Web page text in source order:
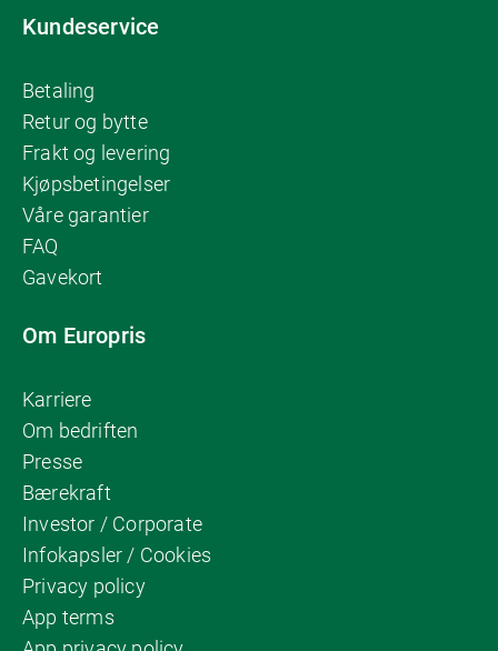
Kundeservice
Betaling
Retur og bytte
Frakt og levering
Kjøpsbetingelser
Våre garantier
FAQ
Gavekort
Om Europris
Karriere
Om bedriften
Presse
Bærekraft
Investor / Corporate
Infokapsler / Cookies
Privacy policy
App terms